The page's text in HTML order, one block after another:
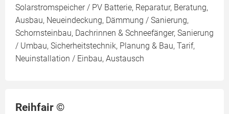
Solarstromspeicher / PV Batterie, Reparatur, Beratung,
Ausbau, Neueindeckung, Dämmung / Sanierung,
Schornsteinbau, Dachrinnen & Schneefänger, Sanierung
/ Umbau, Sicherheitstechnik, Planung & Bau, Tarif,
Neuinstallation / Einbau, Austausch
Reihfair ©️